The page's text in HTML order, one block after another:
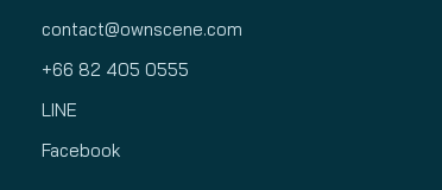
contact@ownscene.com
+66 82 405 0555
LINE
Facebook